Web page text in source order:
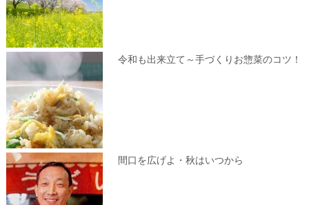
令和も出来立て～手づくりお惣菜のコツ！
間口を広げよ・秋はいつから